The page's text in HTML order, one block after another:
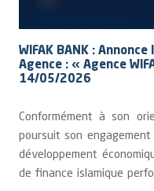
WIFAK BANK :
Agence : « Agence
14/05/2026
Conformément à son
poursuit son
développement
de finance islamique